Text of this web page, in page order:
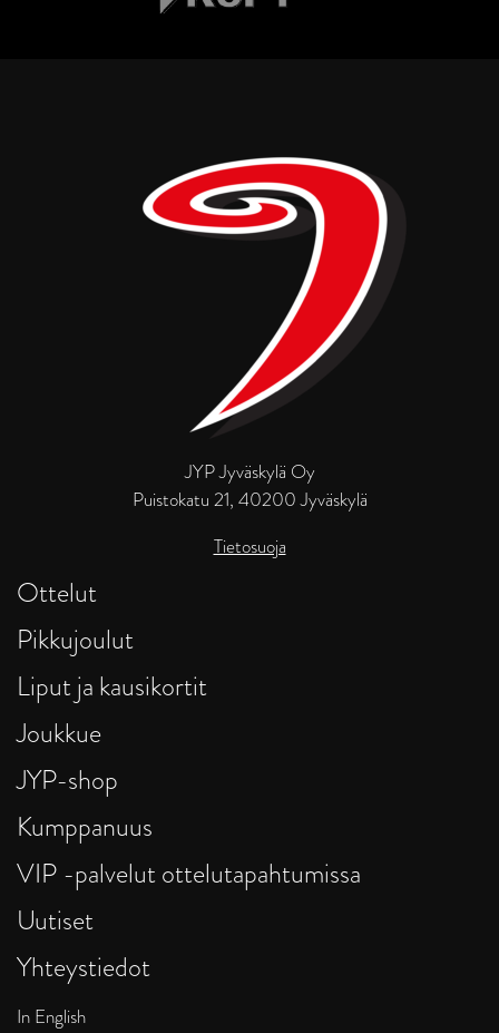
JYP Jyväskylä Oy
Puistokatu 21, 40200 Jyväskylä
Tietosuoja
Ottelut
Pikkujoulut
Liput ja kausikortit
Joukkue
JYP-shop
Kumppanuus
VIP -palvelut ottelutapahtumissa
Uutiset
Yhteystiedot
In English